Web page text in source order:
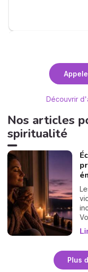
Découvrez
Découvrir
Nos articles
spiritualité
Plus